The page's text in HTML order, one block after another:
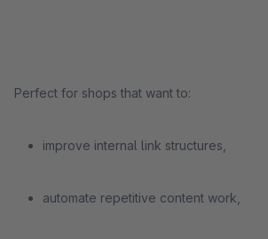
Perfect for shops that want to:
improve internal link structures,
automate repetitive content work,